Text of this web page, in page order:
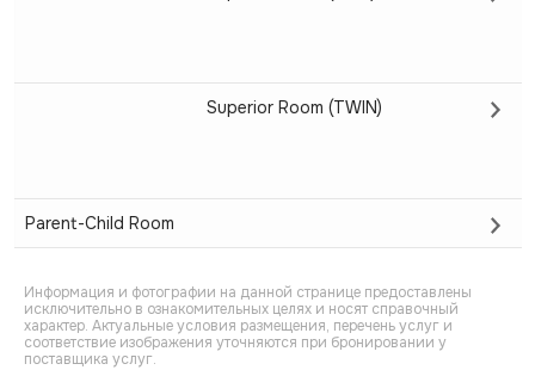
Superior Room (TWIN)
Parent-Child Room
Информация и фотографии на данной странице предоставлены
исключительно в ознакомительных целях и носят справочный
характер. Актуальные условия размещения, перечень услуг и
соответствие изображения уточняются при бронировании у
поставщика услуг.